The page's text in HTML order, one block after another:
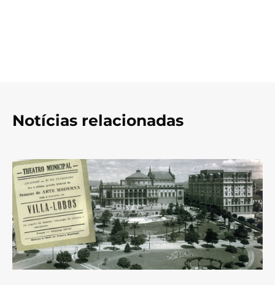
Notícias relacionadas